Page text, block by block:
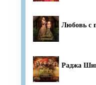
Любовь с
Раджа